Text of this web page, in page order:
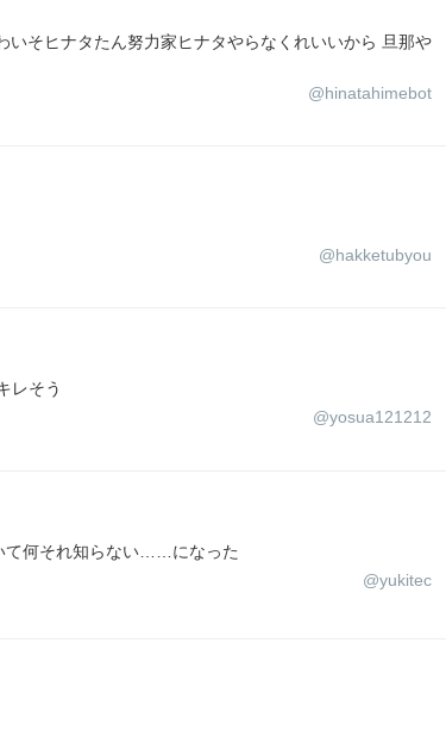
そヒナタたん努力家ヒナタやらなくれいいから 旦那や
@hinatahimebot
@hakketubyou
レそう
@yosua121212
て何それ知らない……になった
@yukitec